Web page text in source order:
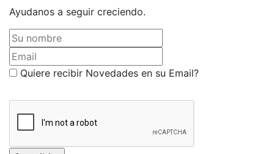
Ayudanos a seguir creciendo.
Su nombre
Email
Quiere recibir Novedades en su Email?